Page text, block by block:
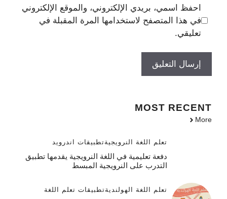
احفظ اسمي، بريدي الإلكتروني، والموقع الإلكتروني
في هذا المتصفح لاستخدامها المرة المقبلة في
تعليقي.
MOST RECENT
More
تعلم اللغة النرويجيةتطبيقات اندرويد
دفعة تعليمية في اللغة النرويجية يقدمها تطبيق
التدرب على النرويجية المبسط
تعلم اللغة الهولنديةتطبيقات تعلم اللغة